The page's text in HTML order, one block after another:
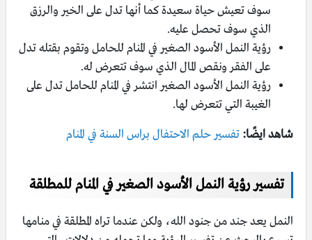
سوف تعيش حياة سعيدة كما أنها تدل على الخير والرزق
الذي سوف تحصل عليه.
رؤية النمل الأسود الصغير في المنام للحامل وتقوم بقتله تدل
على الفقر ونقص المال الذي سوف تتعرض له.
رؤية النمل الأسود الصغير انتشر في المنام للحامل تدل على
الغيبة التي تتعرض لها.
شاهد ايضًا: تفسير حلم الاحتفال براس السنة في المنام
تفسير رؤية النمل الأسود الصغير في المنام للمطلقة
النمل يعد جند من جنود الله، ولكن عندما تراه المطلقة في منامها